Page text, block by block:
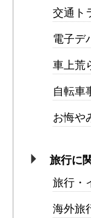
交通ト
電子デ
車上荒
自転車
お悔や
旅行に
旅行・
海外旅